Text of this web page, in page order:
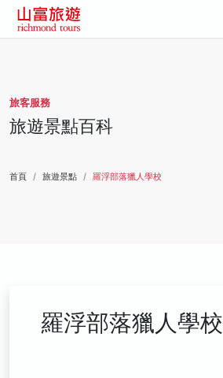
旅客服務
旅遊景點百科
首頁 旅遊景點 羅浮部落獵人學校
羅浮部落獵人學校